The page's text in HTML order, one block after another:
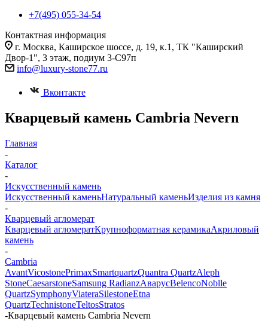
+7(495) 055-34-54
Контактная информация
г. Москва, Каширское шоссе, д. 19, к.1, ТК "Каширский
Двор-1", 3 этаж, подиум 3-С97п
info@luxury-stone77.ru
Вконтакте
Кварцевый камень Cambria Nevern
Главная
-
Каталог
-
Искусственный камень
Искусственный каменьНатуральный каменьИзделия из камня
-
Кварцевый агломерат
Кварцевый агломератКрупноформатная керамикаАкриловый
камень
-
Cambria
AvantVicostonePrimaxSmartquartzQuantra QuartzAleph
StoneCaesarstoneSamsung RadianzАварусBelencoNoblle
QuartzSymphonyViateraSilestoneEtna
QuartzTechnistoneTeltosStratos
-Кварцевый камень Cambria Nevern